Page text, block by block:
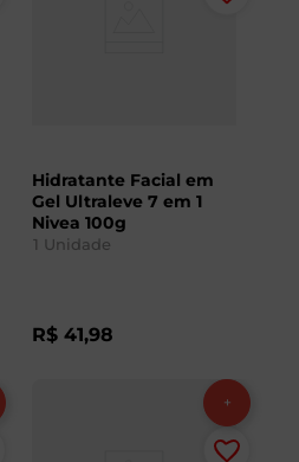
Hidratante Facial em
Gel Ultraleve 7 em 1
Nivea 100g
1 Unidade
R$ 41,98